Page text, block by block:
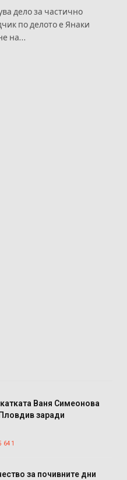
дело за частично
по делото е Янаки
на…
Ваня Симеонова
заради
641
за почивните дни